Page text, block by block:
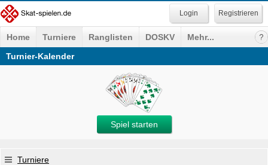
Registrieren
Home Turniere Ranglisten DOSKV
Mehr...
Turnier-Kalender
Spiel starten
Turniere